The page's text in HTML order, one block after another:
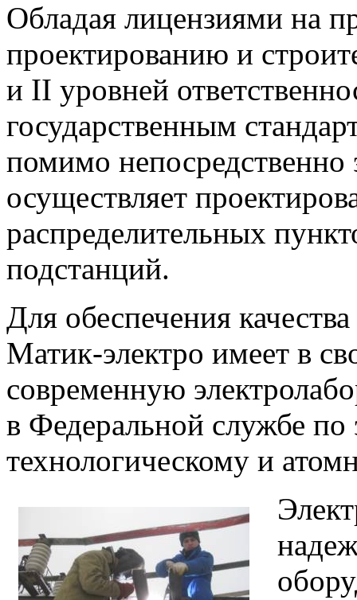
Обладая лицензиями на
проектированию и
и II уровней
государственным
помимо
осуществляет
распределительных
подстанций.
Для обеспечения
Матик-электро имеет в
современную
в Федеральной службе по
технологическому и